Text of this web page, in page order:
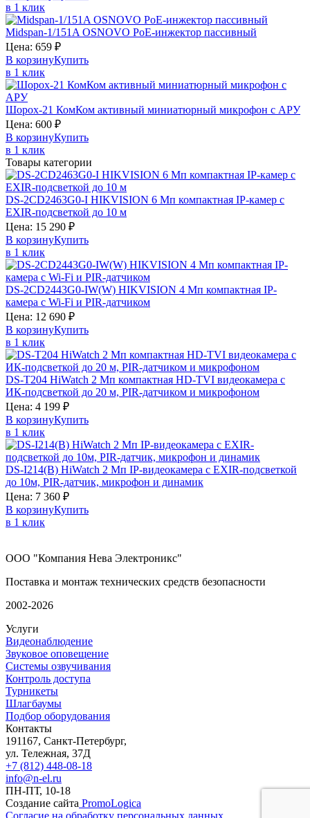
в 1 клик
Midspan-1/151A OSNOVO PoE-инжектор пассивный
Цена: 659 ₽
В корзинуКупить
в 1 клик
Шорох-21 КомКом активный миниатюрный микрофон с АРУ
Цена: 600 ₽
В корзинуКупить
в 1 клик
Товары категории
DS-2CD2463G0-I HIKVISION 6 Мп компактная IP-камер с
EXIR-подсветкой до 10 м
Цена: 15 290 ₽
В корзинуКупить
в 1 клик
DS-2CD2443G0-IW(W) HIKVISION 4 Мп компактная IP-
камера с Wi-Fi и PIR-датчиком
Цена: 12 690 ₽
В корзинуКупить
в 1 клик
DS-T204 HiWatch 2 Мп компактная HD-TVI видеокамера с
ИК-подсветкой до 20 м, PIR-датчиком и микрофоном
Цена: 4 199 ₽
В корзинуКупить
в 1 клик
DS-I214(B) HiWatch 2 Мп IP-видеокамера с EXIR-подсветкой
до 10м, PIR-датчик, микрофон и динамик
Цена: 7 360 ₽
В корзинуКупить
в 1 клик
ООО "Компания Нева Электроникс"
Поставка и монтаж технических средств безопасности
2002-2026
Услуги
Видеонаблюдение
Звуковое оповещение
Системы озвучивания
Контроль доступа
Турникеты
Шлагбаумы
Подбор оборудования
Контакты
191167, Санкт-Петербург,
ул. Тележная, 37Д
+7 (812) 448-08-18
info@n-el.ru
ПН-ПТ, 10-18
Создание сайта PromoLogica
Согласие на обработку персональных данных